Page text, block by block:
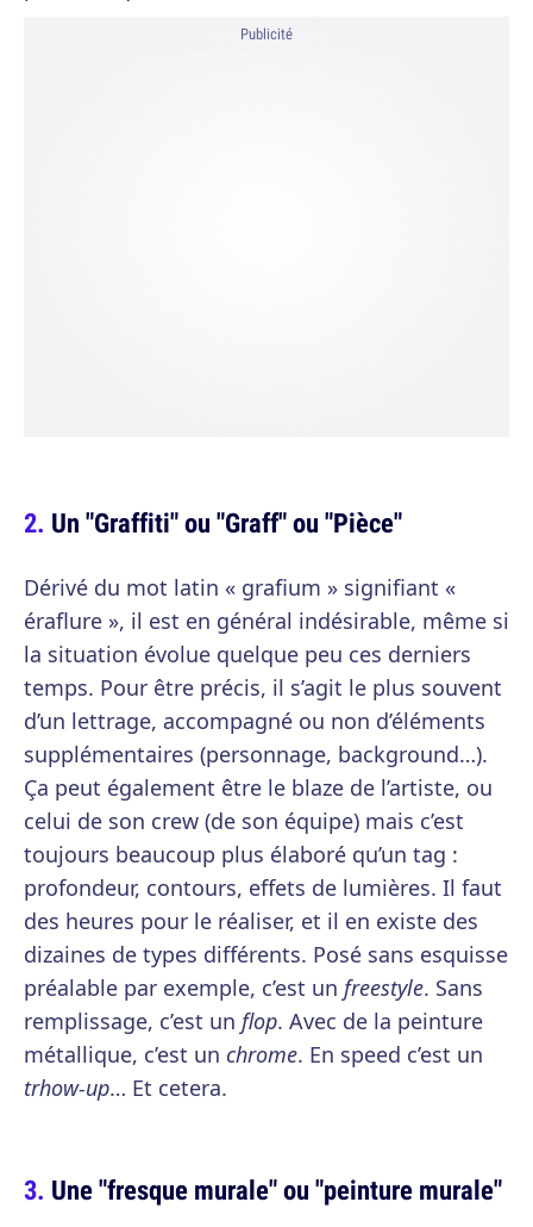
Publicité
Un "Graffiti" ou "Graff" ou "Pièce"
Dérivé du mot latin « grafium » signifiant «
éraflure », il est en général indésirable, même si
la situation évolue quelque peu ces derniers
temps. Pour être précis, il s’agit le plus souvent
d’un lettrage, accompagné ou non d’éléments
supplémentaires (personnage, background…).
Ça peut également être le blaze de l’artiste, ou
celui de son crew (de son équipe) mais c’est
toujours beaucoup plus élaboré qu’un tag :
profondeur, contours, effets de lumières. Il faut
des heures pour le réaliser, et il en existe des
dizaines de types différents. Posé sans esquisse
préalable par exemple, c’est un freestyle. Sans
remplissage, c’est un flop. Avec de la peinture
métallique, c’est un chrome. En speed c’est un
trhow-up… Et cetera.
Une "fresque murale" ou "peinture murale"